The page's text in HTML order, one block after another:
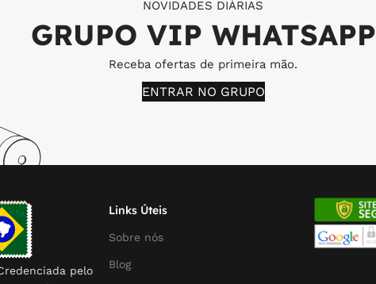
NOVIDADES DIÁRIAS
GRUPO VIP WHATSAPP
Receba ofertas de primeira mão.
ENTRAR NO GRUPO
pelo
Links Úteis
Sobre nós
Blog